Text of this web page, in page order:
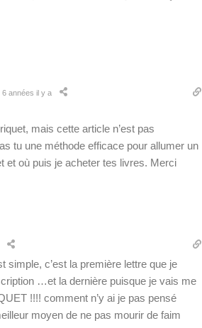
6 années il y a
mais cette article n’est pas
tu une méthode efficace pour allumer un
et où puis je acheter tes livres. Merci
simple, c’est la première lettre que je
…et la dernière puisque je vais me
!!!! comment n’y ai je pas pensé
moyen de ne pas mourir de faim